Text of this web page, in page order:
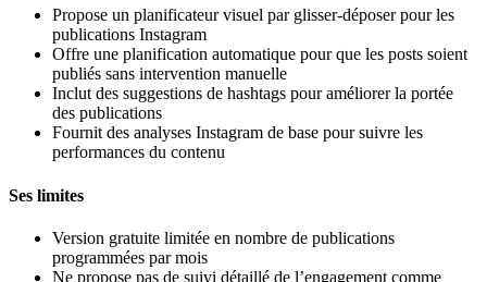
Propose un planificateur visuel par glisser-déposer pour les
publications Instagram
Offre une planification automatique pour que les posts soient
publiés sans intervention manuelle
Inclut des suggestions de hashtags pour améliorer la portée
des publications
Fournit des analyses Instagram de base pour suivre les
performances du contenu
Ses limites
Version gratuite limitée en nombre de publications
programmées par mois
Ne propose pas de suivi détaillé de l’engagement comme